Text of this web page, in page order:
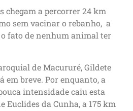
chegam a percorrer 24 km
sem vacinar o rebanho, a
fato de nenhum animal ter
de Macururé, Gildete
em breve. Por enquanto, a
intensidade caiu esta
Euclides da Cunha, a 175 km